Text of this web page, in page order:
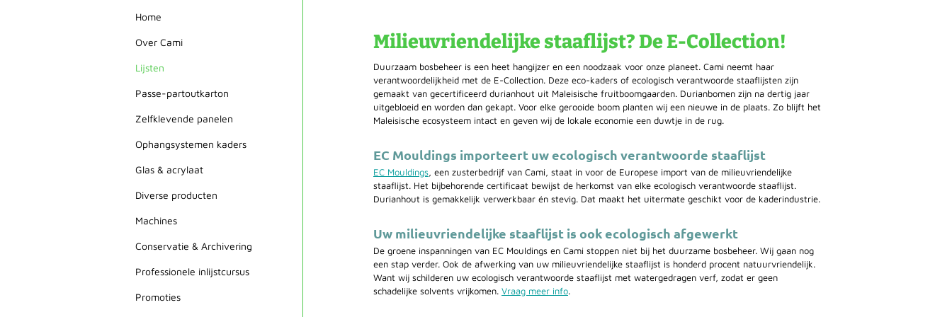
Milieuvriendelijke staaflijst? De E-Collection!
Duurzaam bosbeheer is een heet hangijzer en een noodzaak voor onze planeet. Cami neemt haar
verantwoordelijkheid met de E-Collection. Deze eco-kaders of ecologisch verantwoorde staaflijsten zijn
gemaakt van gecertificeerd durianhout uit Maleisische fruitboomgaarden. Durianbomen zijn na dertig jaar
uitgebloeid en worden dan gekapt. Voor elke gerooide boom planten wij een nieuwe in de plaats. Zo blijft het
Maleisische ecosysteem intact en geven wij de lokale economie een duwtje in de rug.
EC Mouldings importeert uw ecologisch verantwoorde staaflijst
EC Mouldings , een zusterbedrijf van Cami, staat in voor de Europese import van de milieuvriendelijke
staaflijst. Het bijbehorende certificaat bewijst de herkomst van elke ecologisch verantwoorde staaflijst.
Durianhout is gemakkelijk verwerkbaar én stevig. Dat maakt het uitermate geschikt voor de kaderindustrie.
Uw milieuvriendelijke staaflijst is ook ecologisch afgewerkt
De groene inspanningen van EC Mouldings en Cami stoppen niet bij het duurzame bosbeheer. Wij gaan nog
een stap verder. Ook de afwerking van uw milieuvriendelijke staaflijst is honderd procent natuurvriendelijk.
Want wij schilderen uw ecologisch verantwoorde staaflijst met watergedragen verf, zodat er geen
schadelijke solvents vrijkomen. Vraag meer info.
Home
Over Cami
Lijsten
Passe-partoutkarton
Zelfklevende panelen
Ophangsystemen kaders
Glas & acrylaat
Diverse producten
Machines
Conservatie & Archivering
Professionele inlijstcursus
Promoties